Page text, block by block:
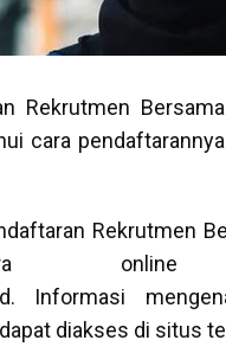
Rekrutmen
cara
Rekrutmen
online
Informasi
diakses di situs